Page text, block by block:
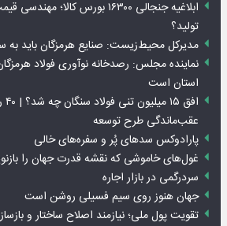
ابلاغیه جنجالی ۱۶۳۰۰ بورس
تولید؟
مدیرکل محیط‌زیست: صنایع هرمزگان باید به
نماینده مجلس: رصدخانه نوآوری فولاد
استان است
عقب‌ماندگی طرح توسعه
پارادوکس سدهای پُر و سفره‌های خالی
غول‌های خاموشی که نقشه قدرت جهان را
سردرگمی در بازار اجاره
جهان هنوز روی سیم فسیلی روشن است
تقویت پول ملی؛ نیازمند اصلاح ساختار و